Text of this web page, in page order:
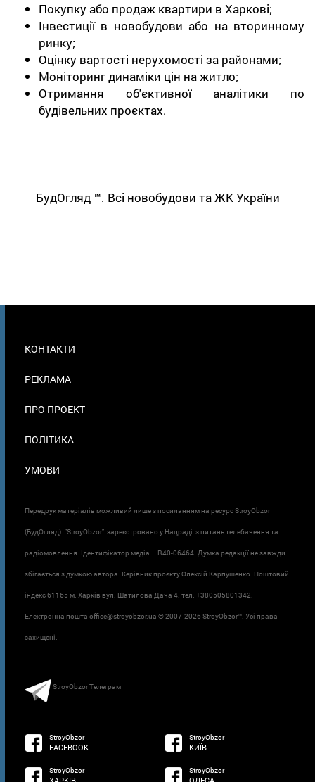
Покупку або продаж квартири в Харкові;
Інвестиції в новобудови або на вторинному
ринку;
Оцінку вартості нерухомості за районами;
Моніторинг динаміки цін на житло;
Отримання об'єктивної аналітики по
будівельних проєктах.
БудОгляд ™. Всі новобудови та ЖК України
В
КОНТАКТИ
РЕКЛАМА
ПРО ПРОЕКТ
ПОЛІТИКА
УМОВИ
Передрук матеріалів можливий лише з посиланням на ресурс StroyObzor
(БудОгляд). "StroyObzor" зареєстровано у Нацраді з питань телебачення та
радіомовлення. Ідентифікатор медіа – R40-06464. Думка редакції не завжди
збігається з думкою автора. Керівник проєкту Олексій Карпушенко. Поштовий
індекс 61165 м. Харків вул. Шатилова Дача 4. тел. +380505801342.
Електронна пошта office@stroyobzor.ua © 2007-2026 StroyObzor™. Усі права
захищені.
StroyObzor Телеграм
StroyObzor
FACEBOOK
StroyObzor
КИЇВ
StroyObzor StroyObzor